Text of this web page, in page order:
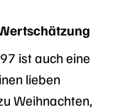
ist auch eine
lieben
Weihnachten,